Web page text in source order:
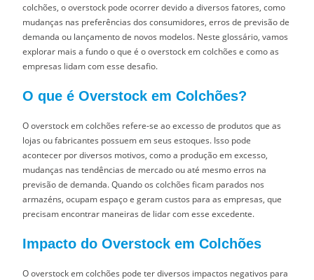
colchões, o overstock pode ocorrer devido a diversos fatores, como
mudanças nas preferências dos consumidores, erros de previsão de
demanda ou lançamento de novos modelos. Neste glossário, vamos
explorar mais a fundo o que é o overstock em colchões e como as
empresas lidam com esse desafio.
O que é Overstock em Colchões?
O overstock em colchões refere-se ao excesso de produtos que as
lojas ou fabricantes possuem em seus estoques. Isso pode
acontecer por diversos motivos, como a produção em excesso,
mudanças nas tendências de mercado ou até mesmo erros na
previsão de demanda. Quando os colchões ficam parados nos
armazéns, ocupam espaço e geram custos para as empresas, que
precisam encontrar maneiras de lidar com esse excedente.
Impacto do Overstock em Colchões
O overstock em colchões pode ter diversos impactos negativos para